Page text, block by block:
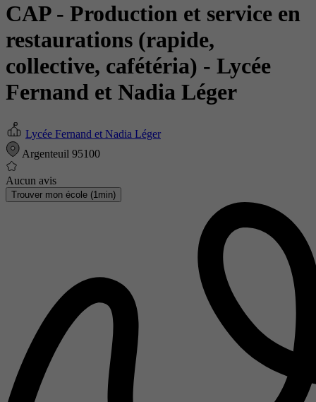
CAP - Production et service en
restaurations (rapide,
collective, cafétéria) - Lycée
Fernand et Nadia Léger
Lycée Fernand et Nadia Léger
Argenteuil 95100
Aucun avis
Trouver mon école (1min)